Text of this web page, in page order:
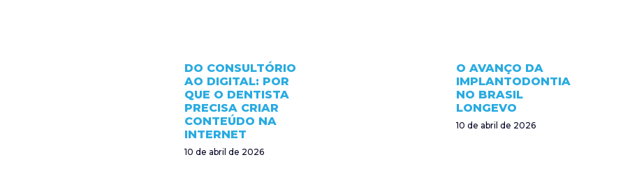
DO CONSULTÓRIO
AO DIGITAL: POR
QUE O DENTISTA
PRECISA CRIAR
CONTEÚDO NA
INTERNET
10 de abril de 2026
O AVANÇO DA
IMPLANTODONTIA
NO BRASIL
LONGEVO
10 de abril de 2026